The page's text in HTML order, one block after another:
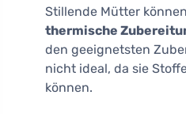
Stillende Mütter
thermische
den geeignetsten
nicht ideal, da sie
können.